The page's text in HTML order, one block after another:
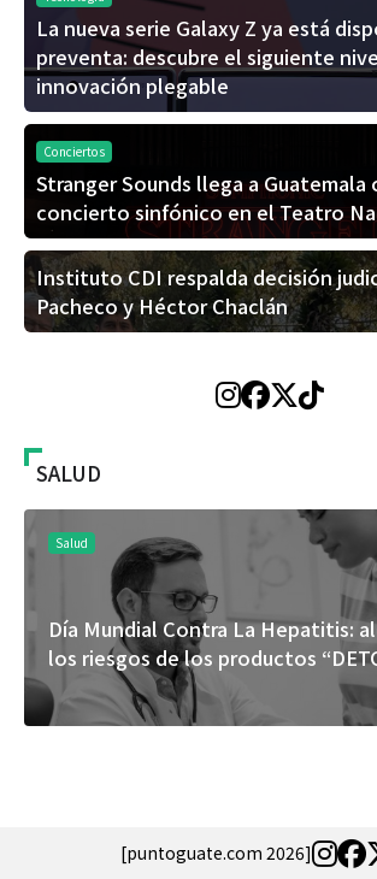
La nueva serie Galaxy Z ya está
preventa: descubre el siguiente
innovación plegable
Conciertos
Stranger Sounds llega a Guatemala
concierto sinfónico en el Teatro
Instituto CDI respalda decisión
Pacheco y Héctor Chaclán
SALUD
Salud
Día Mundial Contra La Hepatitis:
los riesgos de los productos
[puntoguate.com 2026]